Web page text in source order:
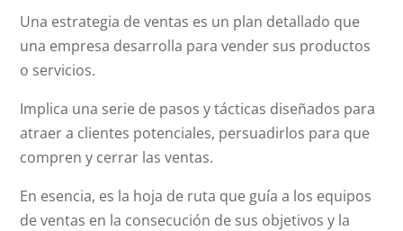
Una estrategia de ventas es un plan detallado que
una empresa desarrolla para vender sus productos
o servicios.
Implica una serie de pasos y tácticas diseñados para
atraer a clientes potenciales, persuadirlos para que
compren y cerrar las ventas.
En esencia, es la hoja de ruta que guía a los equipos
de ventas en la consecución de sus objetivos y la